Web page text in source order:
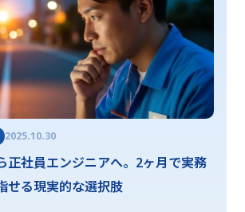
2025.10.30
正社員エンジニアへ。2ヶ月で実務
せる現実的な選択肢